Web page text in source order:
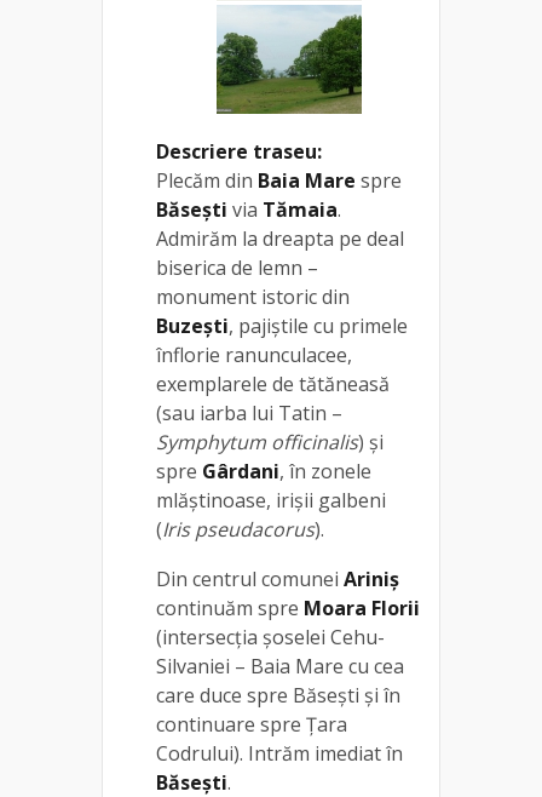
Descriere traseu:
Plecăm din Baia Mare spre
Băseşti via Tămaia.
Admirăm la dreapta pe deal
biserica de lemn –
monument istoric din
Buzeşti, pajiștile cu primele
înflorie ranunculacee,
exemplarele de tătăneasă
(sau iarba lui Tatin –
Symphytum officinalis) și
spre Gârdani, în zonele
mlăștinoase, irişii galbeni
(Iris pseudacorus).
Din centrul comunei Ariniş
continuăm spre Moara Florii
(intersecţia şoselei Cehu-
Silvaniei – Baia Mare cu cea
care duce spre Băseşti şi în
continuare spre Ţara
Codrului). Intrăm imediat în
Băseşti.